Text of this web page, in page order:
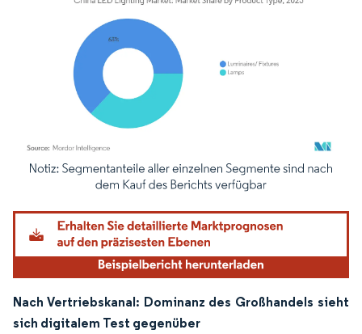
Bild © Mordor Intelligence. Wiederverwendung erfordert Namensnennung
Nach Vertriebskanal: Dominanz des Großhandels sieht
sich digitalem Test gegenüber